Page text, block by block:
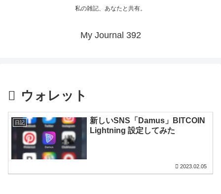
私の雑記、あなたと共有。
My Journal 392
ウォレット
日記
新しいSNS「Damus」BITCOIN
Lightning 設定してみた
2023.02.05